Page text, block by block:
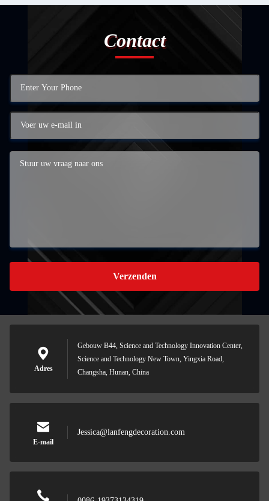
Contact
Verzenden
Adres
Gebouw B44, Science and Technology Innovation Center,
Science and Technology New Town, Yingxia Road,
Changsha, Hunan, China
E-mail
Jessica@lanfengdecoration.com